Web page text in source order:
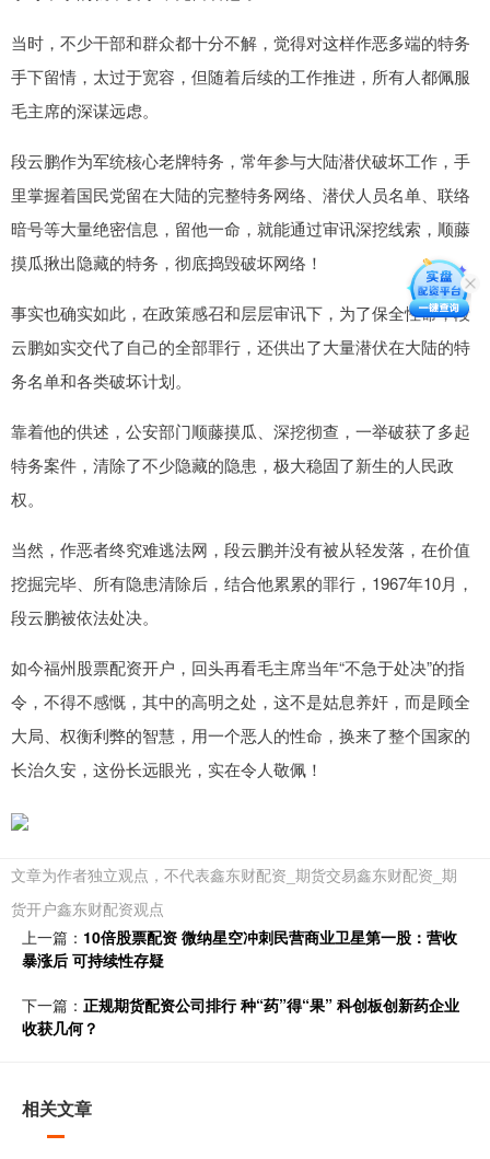
当时，不少干部和群众都十分不解，觉得对这样作恶多端的特务
手下留情，太过于宽容，但随着后续的工作推进，所有人都佩服
毛主席的深谋远虑。
段云鹏作为军统核心老牌特务，常年参与大陆潜伏破坏工作，手
里掌握着国民党留在大陆的完整特务网络、潜伏人员名单、联络
暗号等大量绝密信息，留他一命，就能通过审讯深挖线索，顺藤
摸瓜揪出隐藏的特务，彻底捣毁破坏网络！
事实也确实如此，在政策感召和层层审讯下，为了保全性命，段
云鹏如实交代了自己的全部罪行，还供出了大量潜伏在大陆的特
务名单和各类破坏计划。
靠着他的供述，公安部门顺藤摸瓜、深挖彻查，一举破获了多起
特务案件，清除了不少隐藏的隐患，极大稳固了新生的人民政
权。
当然，作恶者终究难逃法网，段云鹏并没有被从轻发落，在价值
挖掘完毕、所有隐患清除后，结合他累累的罪行，1967年10月，
段云鹏被依法处决。
如今福州股票配资开户，回头再看毛主席当年“不急于处决”的指
令，不得不感慨，其中的高明之处，这不是姑息养奸，而是顾全
大局、权衡利弊的智慧，用一个恶人的性命，换来了整个国家的
长治久安，这份长远眼光，实在令人敬佩！
文章为作者独立观点，不代表鑫东财配资_期货交易鑫东财配资_期
货开户鑫东财配资观点
上一篇： 10倍股票配资 微纳星空冲刺民营商业卫星第一股：营收
暴涨后 可持续性存疑
下一篇： 正规期货配资公司排行 种“药”得“果” 科创板创新药企业
收获几何？
相关文章